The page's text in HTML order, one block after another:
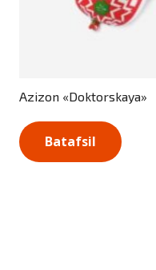
Azizon «Doktorskaya»
Batafsil